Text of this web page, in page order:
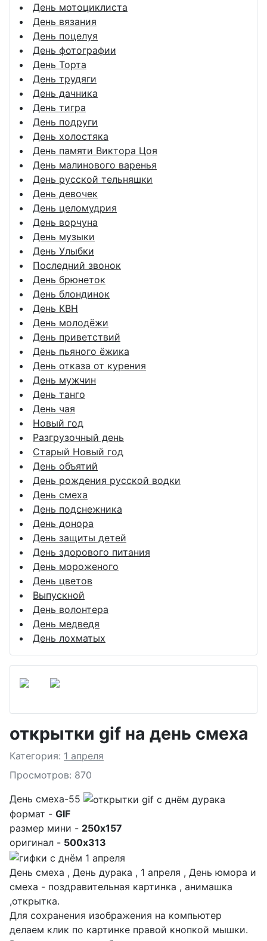
День мотоциклиста
День вязания
День поцелуя
День фотографии
День Торта
День трудяги
День дачника
День тигра
День подруги
День холостяка
День памяти Виктора Цоя
День малинового варенья
День русской тельняшки
День девочек
День целомудрия
День ворчуна
День музыки
День Улыбки
Последний звонок
День брюнеток
День блондинок
День КВН
День молодёжи
День приветствий
День пьяного ёжика
День отказа от курения
День мужчин
День танго
День чая
Новый год
Разгрузочный день
Старый Новый год
День объятий
День рождения русской водки
День смеха
День подснежника
День донора
День защиты детей
День здорового питания
День мороженого
День цветов
Выпускной
День волонтера
День медведя
День лохматых
открытки gif на день смеха
Подробности
Категория: 1 апреля
Просмотров: 870
День смеха-55
формат - GIF
размер мини - 250x157
оригинал - 500x313
День смеха , День дурака , 1 апреля , День юмора и
смеха - поздравительная картинка , анимашка
,открытка.
Для сохранения изображения на компьютер
делаем клик по картинке правой кнопкой мышки.